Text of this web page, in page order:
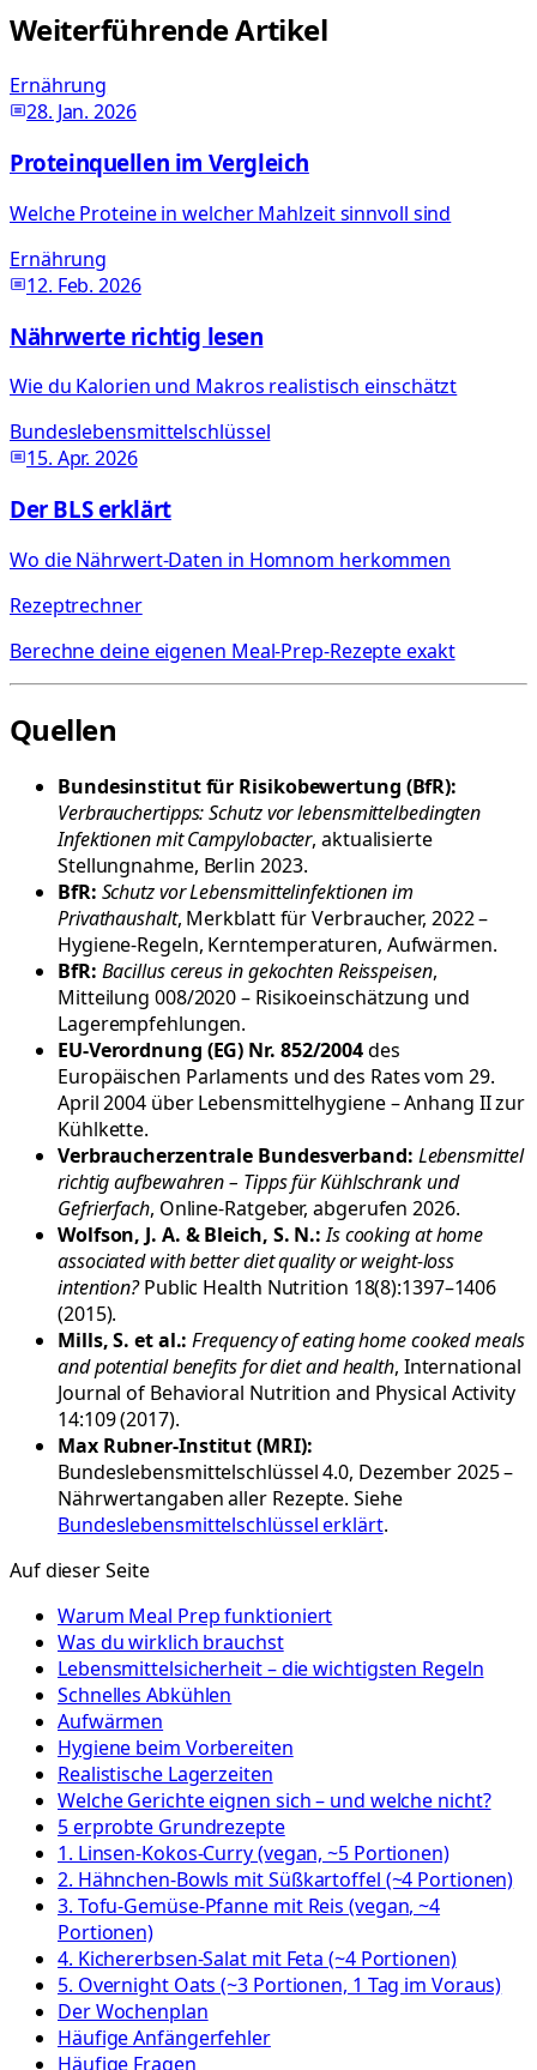
Weiterführende Artikel
Ernährung
28. Jan. 2026
Proteinquellen im Vergleich
Welche Proteine in welcher Mahlzeit sinnvoll sind
Ernährung
12. Feb. 2026
Nährwerte richtig lesen
Wie du Kalorien und Makros realistisch einschätzt
Bundeslebensmittelschlüssel
15. Apr. 2026
Der BLS erklärt
Wo die Nährwert-Daten in Homnom herkommen
Rezeptrechner
Berechne deine eigenen Meal-Prep-Rezepte exakt
Quellen
Bundesinstitut für Risikobewertung (BfR):
Verbrauchertipps: Schutz vor lebensmittelbedingten
Infektionen mit Campylobacter, aktualisierte
Stellungnahme, Berlin 2023.
BfR: Schutz vor Lebensmittelinfektionen im
Privathaushalt, Merkblatt für Verbraucher, 2022 –
Hygiene-Regeln, Kerntemperaturen, Aufwärmen.
BfR: Bacillus cereus in gekochten Reisspeisen,
Mitteilung 008/2020 – Risikoeinschätzung und
Lagerempfehlungen.
EU-Verordnung (EG) Nr. 852/2004des
Europäischen Parlaments und des Rates vom 29.
April 2004 über Lebensmittelhygiene – Anhang II zur
Kühlkette.
Verbraucherzentrale Bundesverband: Lebensmittel
richtig aufbewahren – Tipps für Kühlschrank und
Gefrierfach, Online-Ratgeber, abgerufen 2026.
Wolfson, J. A. & Bleich, S. N.: Is cooking at home
associated with better diet quality or weight-loss
intention?Public Health Nutrition 18(8):1397–1406
(2015).
Mills, S. et al.: Frequency of eating home cooked meals
and potential benefits for diet and health, International
Journal of Behavioral Nutrition and Physical Activity
14:109 (2017).
Max Rubner-Institut (MRI):
Bundeslebensmittelschlüssel 4.0, Dezember 2025 –
Nährwertangaben aller Rezepte. Siehe
Bundeslebensmittelschlüssel erklärt.
Auf dieser Seite
Warum Meal Prep funktioniert
Was du wirklich brauchst
Lebensmittelsicherheit – die wichtigsten Regeln
Schnelles Abkühlen
Aufwärmen
Hygiene beim Vorbereiten
Realistische Lagerzeiten
Welche Gerichte eignen sich – und welche nicht?
5 erprobte Grundrezepte
1. Linsen-Kokos-Curry (vegan, ~5 Portionen)
2. Hähnchen-Bowls mit Süßkartoffel (~4 Portionen)
3. Tofu-Gemüse-Pfanne mit Reis (vegan, ~4
Portionen)
4. Kichererbsen-Salat mit Feta (~4 Portionen)
5. Overnight Oats (~3 Portionen, 1 Tag im Voraus)
Der Wochenplan
Häufige Anfängerfehler
Häufige Fragen